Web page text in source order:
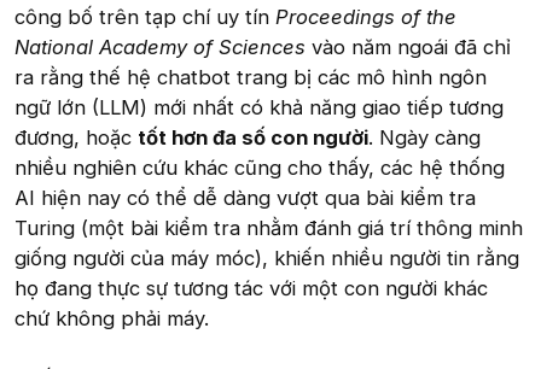
công bố trên tạp chí uy tín Proceedings of the
National Academy of Sciences vào năm ngoái đã chỉ
ra rằng thế hệ chatbot trang bị các mô hình ngôn
ngữ lớn (LLM) mới nhất có khả năng giao tiếp tương
đương, hoặc tốt hơn đa số con người. Ngày càng
nhiều nghiên cứu khác cũng cho thấy, các hệ thống
AI hiện nay có thể dễ dàng vượt qua bài kiểm tra
Turing (một bài kiểm tra nhằm đánh giá trí thông minh
giống người của máy móc), khiến nhiều người tin rằng
họ đang thực sự tương tác với một con người khác
chứ không phải máy.